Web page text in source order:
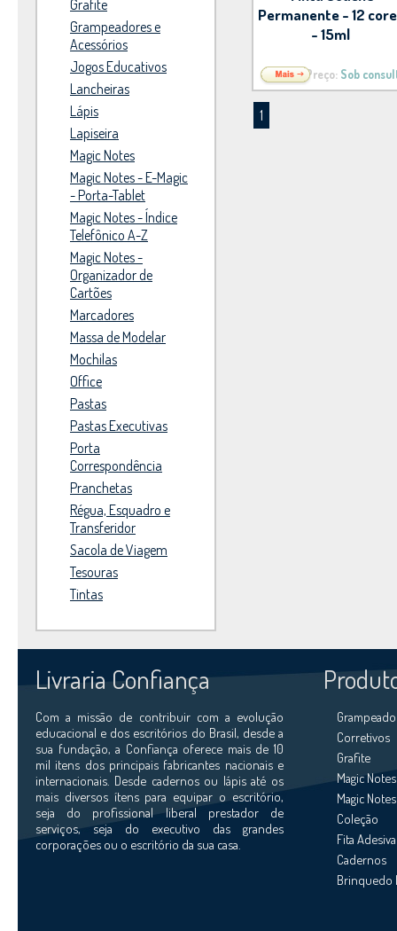
Grafite
Grampeadores e
Acessórios
Jogos Educativos
Lancheiras
Lápis
Lapiseira
Magic Notes
Magic Notes - E-Magic
- Porta-Tablet
Magic Notes - Índice
Telefônico A-Z
Magic Notes -
Organizador de
Cartões
Marcadores
Massa de Modelar
Mochilas
Office
Pastas
Pastas Executivas
Porta
Correspondência
Pranchetas
Régua, Esquadro e
Transferidor
Sacola de Viagem
Tesouras
Tintas
Permanente - 12
- 15ml
Preço: Sob
1
Livraria Confiança
Com a missão de contribuir com a evolução
educacional e dos escritórios do Brasil, desde a
sua fundação, a Confiança oferece mais de 10
mil itens dos principais fabricantes nacionais e
internacionais. Desde cadernos ou lápis até os
mais diversos ítens para equipar o escritório,
seja do profissional liberal prestador de
serviços, seja do executivo das grandes
corporações ou o escritório da sua casa.
Corretivos
Grafite
Magic
Magic
Coleção
Fita Adesiva
Cadernos
Brinquedo